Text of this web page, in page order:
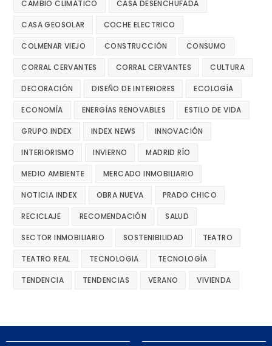
CAMBIO CLIMÁTICO CASA DESENCHUFADA
CASA GEOSOLAR COCHE ELECTRICO
COLMENAR VIEJO CONSTRUCCIÓN CONSUMO
CORRAL CERVANTES CORRAL CERVANTES CULTURA
DECORACIÓN DISEÑO DE INTERIORES ECOLOGÍA
ECONOMÍA ENERGÍAS RENOVABLES ESTILO DE VIDA
GRUPO INDEX INDEX NEWS INNOVACIÓN
INTERIORISMO INVIERNO MADRID RÍO
MEDIO AMBIENTE MERCADO INMOBILIARIO
NOTICIA INDEX OBRA NUEVA PRADO CHICO
RECICLAJE RECOMENDACIÓN SALUD
SECTOR INMOBILIARIO SOSTENIBILIDAD TEATRO
TEATRO REAL TECNOLOGIA TECNOLOGÍA
TENDENCIA TENDENCIAS VERANO VIVIENDA